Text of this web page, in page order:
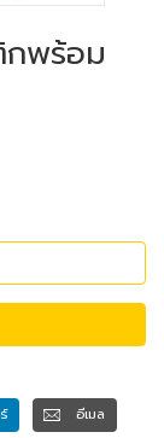
กพร้อม
อีเมล